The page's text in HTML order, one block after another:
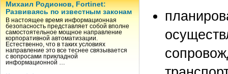
Михаил Родионов, Fortinet:
Развиваясь по известным законам
В настоящее время информационная
безопасность представляет собой вполне
самостоятельное мощное направление
корпоративной автоматизации.
Естественно, что в таких условиях
направление это все теснее связывается
с вопросами прикладной
информационной …